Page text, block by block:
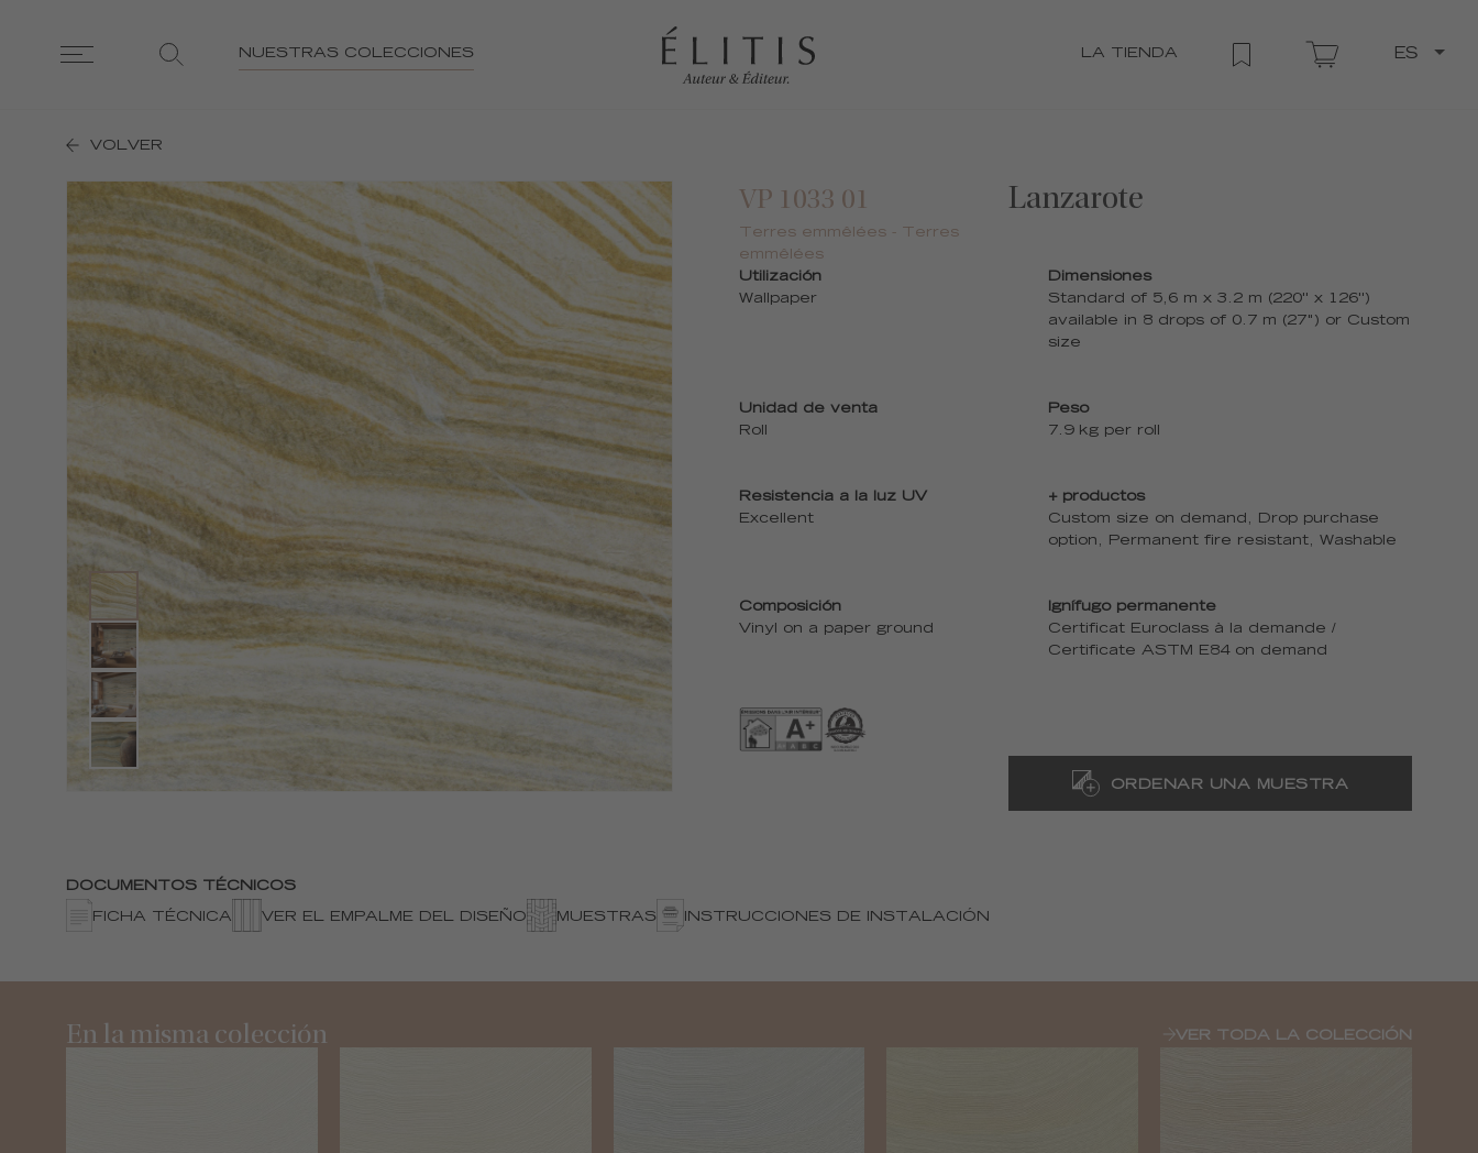
NUESTRAS COLECCIONES LA TIENDA ES
VOLVER
VP 1033 01
Terres emmêlées - Terres
emmêlées
Lanzarote
Utilización
Wallpaper
Dimensiones
Standard of 5,6 m x 3.2 m (220'' x 126'')
available in 8 drops of 0.7 m (27") or Custom
size
Unidad de venta
Roll
Peso
7.9 kg per roll
Resistencia a la luz UV
Excellent
+ productos
Custom size on demand, Drop purchase
option, Permanent fire resistant, Washable
Composición
Vinyl on a paper ground
Ignífugo permanente
Certificat Euroclass à la demande /
Certificate ASTM E84 on demand
ORDENAR UNA MUESTRA
DOCUMENTOS TÉCNICOS
FICHA TÉCNICA VER EL EMPALME DEL DISEÑO MUESTRAS INSTRUCCIONES DE INSTALACIÓN
En la misma colección VER TODA LA COLECCIÓN